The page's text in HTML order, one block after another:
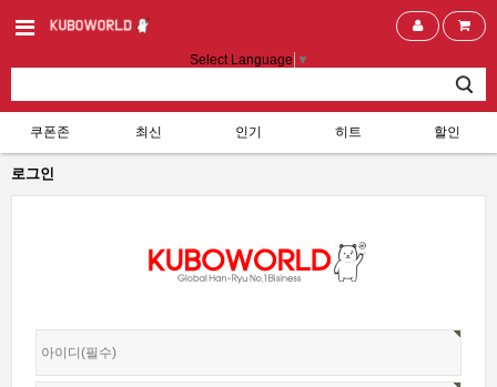
Select Language ▼
쿠폰존 최신 인기 히트 할인
로그인